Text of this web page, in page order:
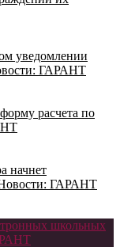
уведомлении
ГАРАНТ
расчета по
начнет
Новости: ГАРАНТ
школьных